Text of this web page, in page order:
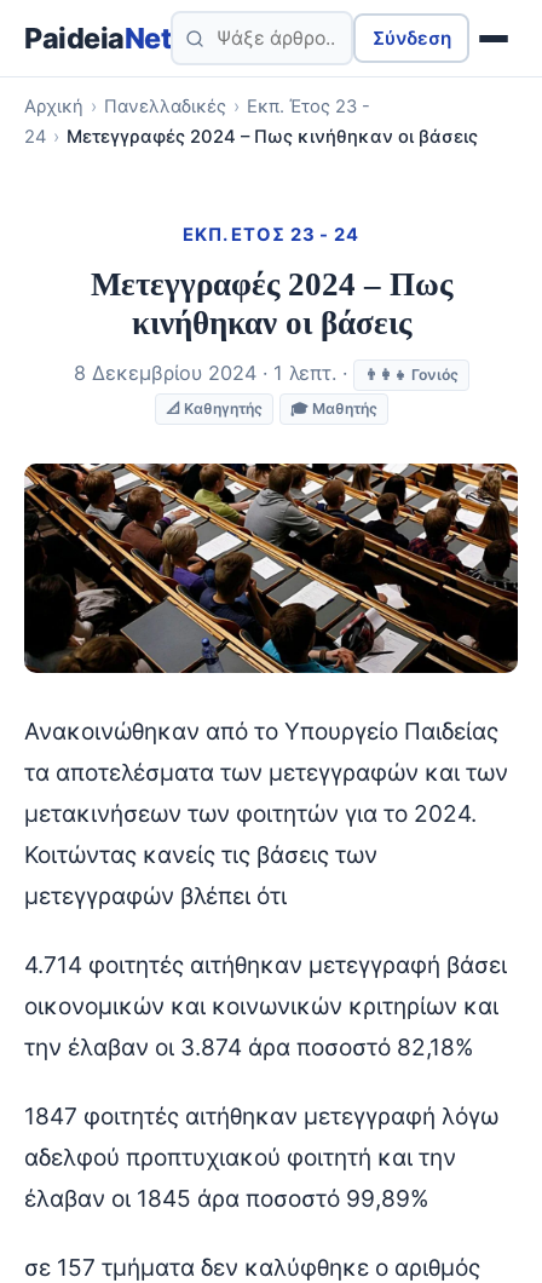
PaideiaNet Σύνδεση
Αρχική › Πανελλαδικές › Εκπ. Έτος 23 -
24 › Μετεγγραφές 2024 – Πως κινήθηκαν οι βάσεις
ΕΚΠ. ΈΤΟΣ 23 - 24
Μετεγγραφές 2024 – Πως
κινήθηκαν οι βάσεις
8 Δεκεμβρίου 2024 · 1 λεπτ. ·
👨‍👩‍👧 Γονιός
📐 Καθηγητής
🎓 Μαθητής
Ανακοινώθηκαν από το Υπουργείο Παιδείας
τα αποτελέσματα των μετεγγραφών και των
μετακινήσεων των φοιτητών για το 2024.
Κοιτώντας κανείς τις βάσεις των
μετεγγραφών βλέπει ότι
4.714 φοιτητές αιτήθηκαν μετεγγραφή βάσει
οικονομικών και κοινωνικών κριτηρίων και
την έλαβαν οι 3.874 άρα ποσοστό 82,18%
1847 φοιτητές αιτήθηκαν μετεγγραφή λόγω
αδελφού προπτυχιακού φοιτητή και την
έλαβαν οι 1845 άρα ποσοστό 99,89%
σε 157 τμήματα δεν καλύφθηκε ο αριθμός